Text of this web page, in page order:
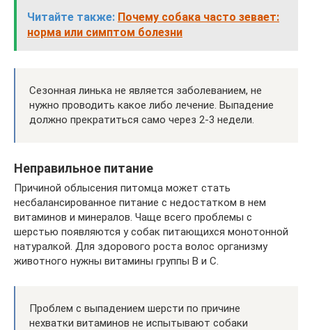
Читайте также: Почему собака часто зевает:
норма или симптом болезни
Сезонная линька не является заболеванием, не
нужно проводить какое либо лечение. Выпадение
должно прекратиться само через 2-3 недели.
Неправильное питание
Причиной облысения питомца может стать
несбалансированное питание с недостатком в нем
витаминов и минералов. Чаще всего проблемы с
шерстью появляются у собак питающихся монотонной
натуралкой. Для здорового роста волос организму
животного нужны витамины группы B и C.
Проблем с выпадением шерсти по причине
нехватки витаминов не испытывают собаки